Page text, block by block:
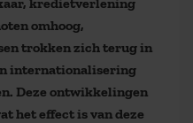
omhoog,
trokken zich terug in
internationalisering
Deze ontwikkelingen
het effect is van deze